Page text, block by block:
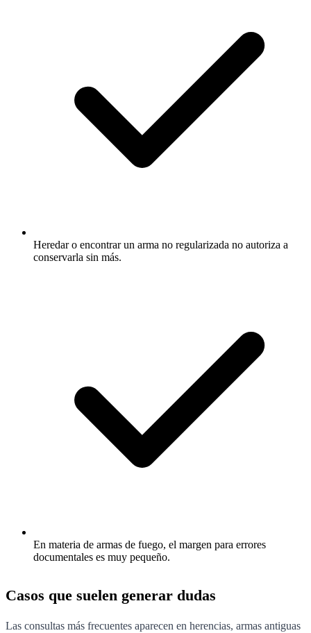
Heredar o encontrar un arma no regularizada no autoriza a
conservarla sin más.
En materia de armas de fuego, el margen para errores
documentales es muy pequeño.
Casos que suelen generar dudas
Las consultas más frecuentes aparecen en herencias, armas antiguas